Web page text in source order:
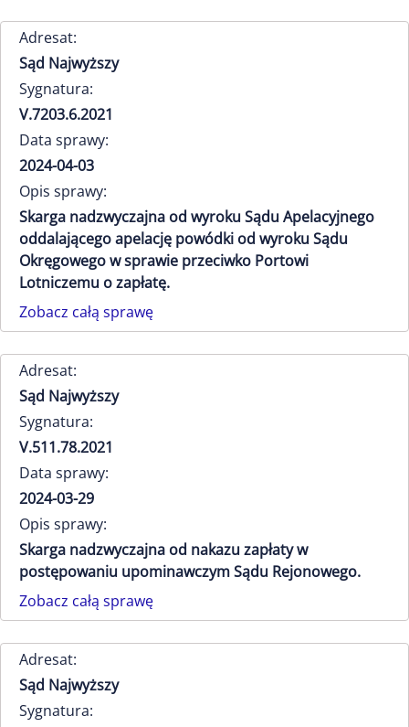
Adresat:
Sąd Najwyższy
Sygnatura:
V.7203.6.2021
Data sprawy:
2024-04-03
Opis sprawy:
Skarga nadzwyczajna od wyroku Sądu Apelacyjnego
oddalającego apelację powódki od wyroku Sądu
Okręgowego w sprawie przeciwko Portowi
Lotniczemu o zapłatę.
Zobacz całą sprawę
Adresat:
Sąd Najwyższy
Sygnatura:
V.511.78.2021
Data sprawy:
2024-03-29
Opis sprawy:
Skarga nadzwyczajna od nakazu zapłaty w
postępowaniu upominawczym Sądu Rejonowego.
Zobacz całą sprawę
Adresat:
Sąd Najwyższy
Sygnatura: